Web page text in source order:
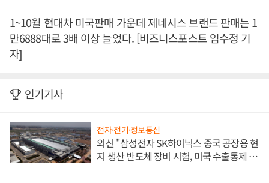
1~10월 현대차 미국판매 가운데 제네시스 브랜드 판매는 1
만6888대로 3배 이상 늘었다. [비즈니스포스트 임수정 기
자]
인기기사
전자·전기·정보통신
외신 "삼성전자 SK하이닉스 중국 공장용 현
지 생산 반도체 장비 시험, 미국 수출통제 대